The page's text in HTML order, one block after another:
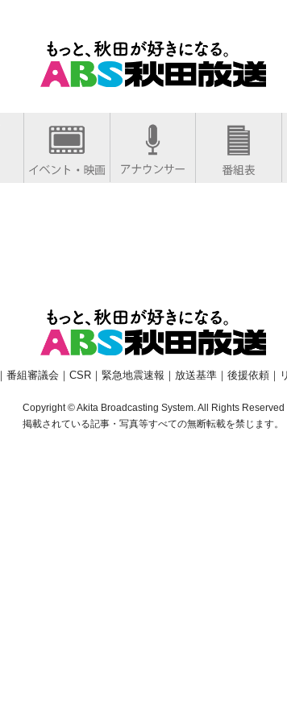
｜ 番組審議会 ｜ CSR｜ 緊急地震速報 ｜ 放送基準｜ 後援依頼｜
Copyright © Akita Broadcasting System. All Rights Reserved
掲載されている記事・写真等すべての無断転載を禁じます。